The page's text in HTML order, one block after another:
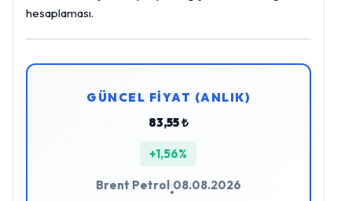
hesaplaması.
GÜNCEL FİYAT (ANLIK)
83,55 ₺
+1,56%
Brent Petrol
•
08.08.2026